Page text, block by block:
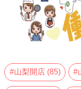
山梨開店 (85)